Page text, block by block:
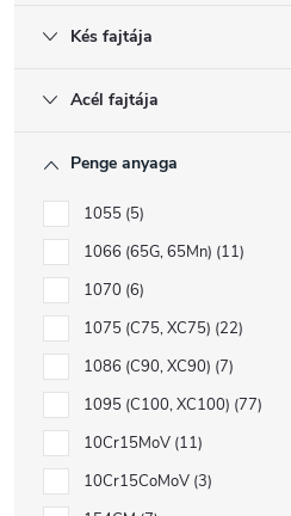
Kés fajtája
Acél fajtája
Penge anyaga
1055 5
1066 (65G, 65Mn) 11
1070 6
1075 (C75, XC75) 22
1086 (C90, XC90) 7
1095 (C100, XC100) 77
10Cr15MoV 11
10Cr15CoMoV 3